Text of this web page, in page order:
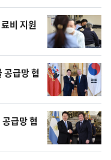
비 지원
급망 협
급망 협